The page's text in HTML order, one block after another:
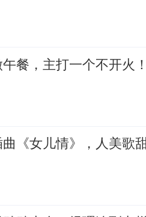
餐，主打一个不开火！
《女儿情》，人美歌